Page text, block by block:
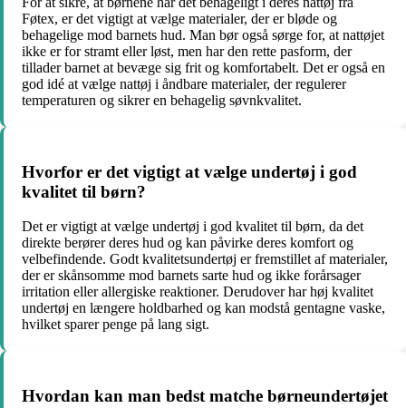
Føtex, er det vigtigt at vælge materialer, der er bløde og
behagelige mod barnets hud. Man bør også sørge for, at nattøjet
ikke er for stramt eller løst, men har den rette pasform, der
tillader barnet at bevæge sig frit og komfortabelt. Det er også en
god idé at vælge nattøj i åndbare materialer, der regulerer
temperaturen og sikrer en behagelig søvnkvalitet.
Hvorfor er det vigtigt at vælge undertøj i god
kvalitet til børn?
Det er vigtigt at vælge undertøj i god kvalitet til børn, da det
direkte berører deres hud og kan påvirke deres komfort og
velbefindende. Godt kvalitetsundertøj er fremstillet af materialer,
der er skånsomme mod barnets sarte hud og ikke forårsager
irritation eller allergiske reaktioner. Derudover har høj kvalitet
undertøj en længere holdbarhed og kan modstå gentagne vaske,
hvilket sparer penge på lang sigt.
Hvordan kan man bedst matche børneundertøjet